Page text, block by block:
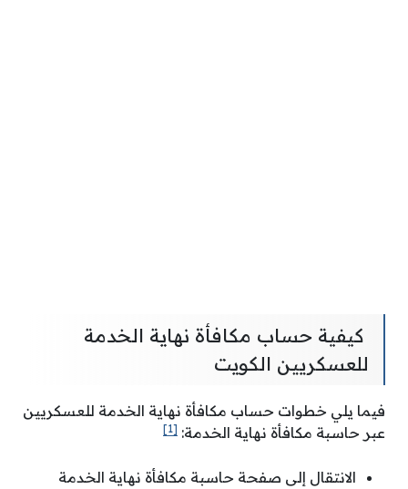
كيفية حساب مكافأة نهاية الخدمة
للعسكريين الكويت
فيما يلي خطوات حساب مكافأة نهاية الخدمة للعسكريين
عبر حاسبة مكافأة نهاية الخدمة: [1]
الانتقال إلى صفحة حاسبة مكافأة نهاية الخدمة